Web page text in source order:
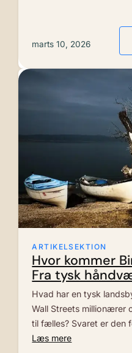
marts 10, 2026
ARTIKELSEKTION
Hvor kommer
Fra tysk
Hvad har en tysk
Wall Streets millionærer
til fælles? Svaret er den
Læs mere